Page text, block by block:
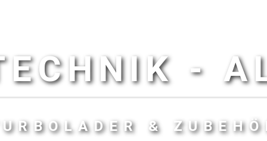
-
&